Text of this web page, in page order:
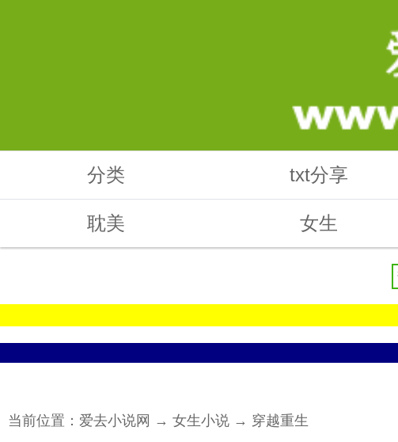
分类 txt分享
耽美 女生
当前位置： 爱去小说网 → 女生小说 → 穿越重生